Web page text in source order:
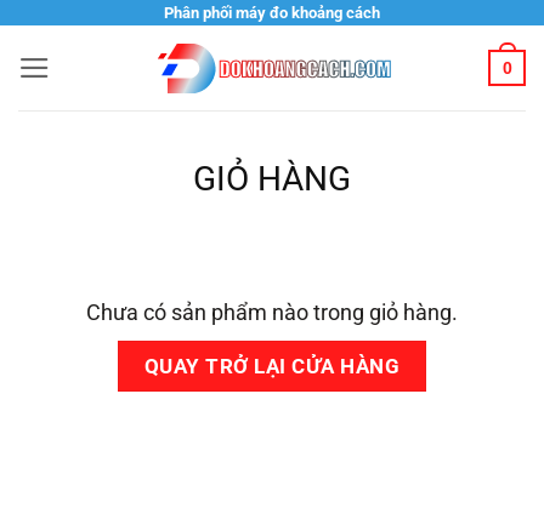
nội
Phân phối máy đo khoảng cách
0
GIỎ HÀNG
Chưa có sản phẩm nào trong giỏ hàng.
QUAY TRỞ LẠI CỬA HÀNG